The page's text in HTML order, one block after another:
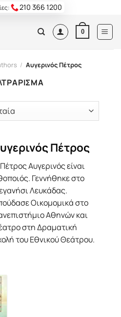
210 366 1200
0
/ Αυγερινός Πέτρος
Πέτρος
Αυγερινός είναι
Γεννήθηκε στο
Λευκάδας.
Οικομομικά στο
Αθηνών και
στη Δραματική
του Εθνικού Θεάτρου.